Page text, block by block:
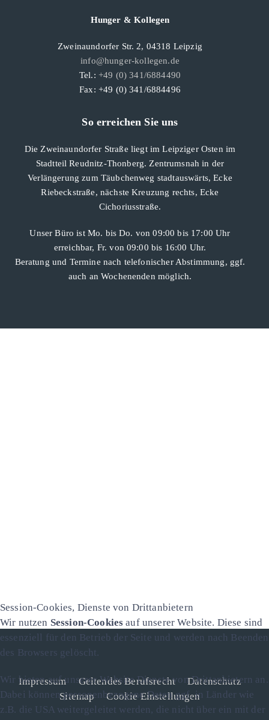
Hunger & Kollegen
Zweinaundorfer Str. 2, 04318 Leipzig
info@hunger-kollegen.de
Tel.: +49 (0) 341/6884490
Fax: +49 (0) 341/6884496
So erreichen Sie uns
Die Zweinaundorfer Straße liegt im Leipziger Osten im
Stadtteil Reudnitz-Thonberg. Zentrumsnah in der
Verlängerung zum Täubchenweg stadtauswärts, Ecke
Riebeckstraße, nächste Kreuzung rechts, Ecke
Cichoriusstraße.
Unser Büro ist Mo. bis Do. von 09:00 bis 17:00 Uhr
erreichbar, Fr. von 09:00 bis 16:00 Uhr.
Beratung und Termine nach telefonischer Abstimmung, ggf.
auch an Wochenenden möglich.
Impressum Geltendes Berufsrecht
Datenschutz
Sitemap
Cookie Einstellungen
Session-Cookies, Dienste von Drittanbietern
Wir nutzen Session-Cookies auf unserer Website. Diese sind
essenziell für den Betrieb der Seite und werden nach Beenden
des Browsers gelöscht.
Wir bieten auf unserer Website Dienste von Drittanbietern an.
Dabei können personenbezogene Daten ggf. in Länder wie
z.B. die USA weitergeleitet werden, die nicht über ein mit der